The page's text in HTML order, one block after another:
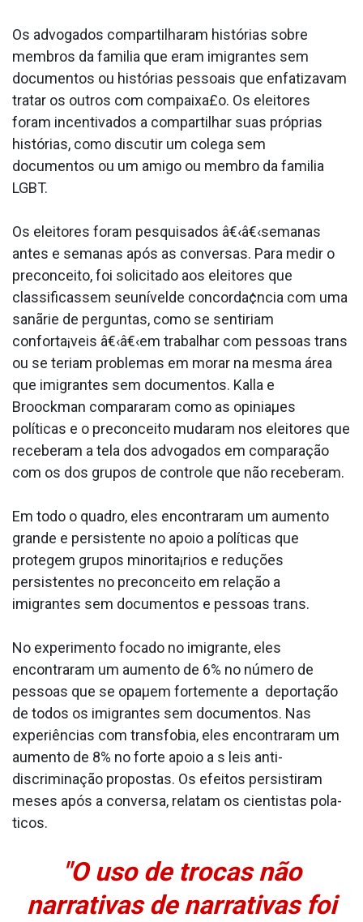
Os advogados compartilharam histórias sobre
membros da familia que eram imigrantes sem
documentos ou histórias pessoais que enfatizavam
tratar os outros com compaixa£o. Os eleitores
foram incentivados a compartilhar suas próprias
histórias, como discutir um colega sem
documentos ou um amigo ou membro da familia
LGBT.
Os eleitores foram pesquisados â€‹â€‹semanas
antes e semanas após as conversas. Para medir o
preconceito, foi solicitado aos eleitores que
classificassem seunívelde concorda¢ncia com uma
sanãrie de perguntas, como se sentiriam
conforta¡veis â€‹â€‹em trabalhar com pessoas trans
ou se teriam problemas em morar na mesma área
que imigrantes sem documentos. Kalla e
Broockman compararam como as opiniaµes
políticas e o preconceito mudaram nos eleitores que
receberam a tela dos advogados em comparação
com os dos grupos de controle que não receberam.
Em todo o quadro, eles encontraram um aumento
grande e persistente no apoio a políticas que
protegem grupos minorita¡rios e reduções
persistentes no preconceito em relação a
imigrantes sem documentos e pessoas trans.
No experimento focado no imigrante, eles
encontraram um aumento de 6% no número de
pessoas que se opaµem fortemente a deportação
de todos os imigrantes sem documentos. Nas
experiências com transfobia, eles encontraram um
aumento de 8% no forte apoio a s leis anti-
discriminação propostas. Os efeitos persistiram
meses após a conversa, relatam os cientistas pola­
ticos.
"O uso de trocas não
narrativas de narrativas foi